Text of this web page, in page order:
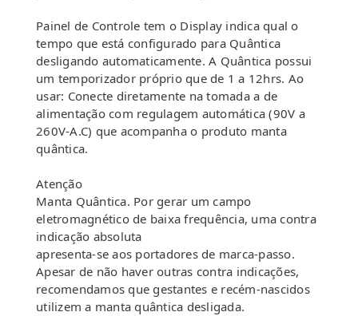
Painel de Controle tem o Display indica qual o
tempo que está configurado para Quântica
desligando automaticamente. A Quântica possui
um temporizador próprio que de 1 a 12hrs. Ao
usar: Conecte diretamente na tomada a de
alimentação com regulagem automática (90V a
260V-A.C) que acompanha o produto manta
quântica.
Atenção
Manta Quântica. Por gerar um campo
eletromagnético de baixa frequência, uma contra
indicação absoluta
apresenta-se aos portadores de marca-passo.
Apesar de não haver outras contra indicações,
recomendamos que gestantes e recém-nascidos
utilizem a manta quântica desligada.